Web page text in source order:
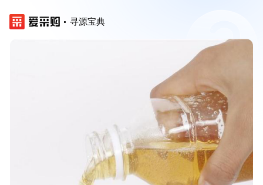
寻源宝典